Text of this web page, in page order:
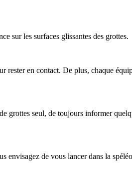
sur les surfaces glissantes des grottes.
rester en contact. De plus, chaque
grottes seul, de toujours informer
envisagez de vous lancer dans la